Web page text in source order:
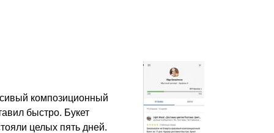
композиционный
быстро. Букет
целых пять дней.